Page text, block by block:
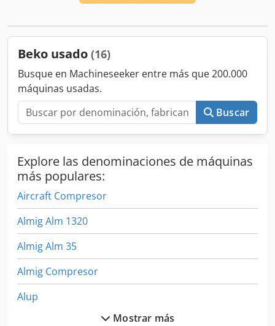
Beko usado (16)
Busque en Machineseeker entre más que 200.000
máquinas usadas.
Buscar
Explore las denominaciones de máquinas
más populares:
Aircraft Compresor
Almig Alm 1320
Almig Alm 35
Almig Compresor
Alup
Mostrar más